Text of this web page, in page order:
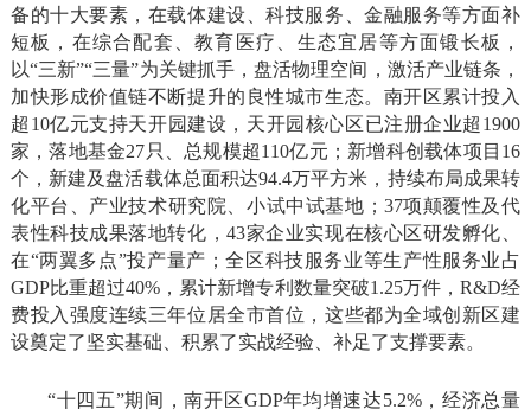
备的十大要素，在载体建设、科技服务、金融服务等方面补
短板，在综合配套、教育医疗、生态宜居等方面锻长板，
以“三新”“三量”为关键抓手，盘活物理空间，激活产业链条，
加快形成价值链不断提升的良性城市生态。南开区累计投入
超10亿元支持天开园建设，天开园核心区已注册企业超1900
家，落地基金27只、总规模超110亿元；新增科创载体项目16
个，新建及盘活载体总面积达94.4万平方米，持续布局成果转
化平台、产业技术研究院、小试中试基地；37项颠覆性及代
表性科技成果落地转化，43家企业实现在核心区研发孵化、
在“两翼多点”投产量产；全区科技服务业等生产性服务业占
GDP比重超过40%，累计新增专利数量突破1.25万件，R&D经
费投入强度连续三年位居全市首位，这些都为全域创新区建
设奠定了坚实基础、积累了实战经验、补足了支撑要素。
“十四五”期间，南开区GDP年均增速达5.2%，经济总量